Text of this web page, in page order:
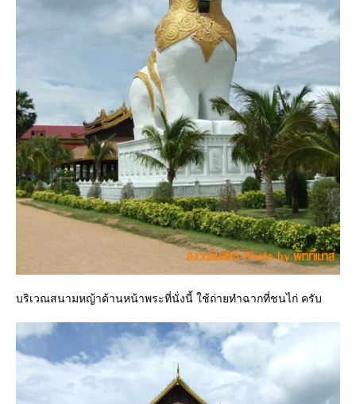
บริเวณสนามหญ้าด้านหน้าพระที่นั่งนี้ ใช้ถ่ายทำฉากที่ชนไก่ ครับ